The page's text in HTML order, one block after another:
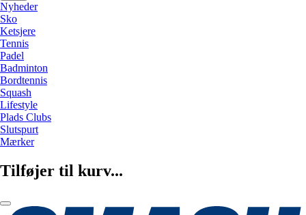
Nyheder
Sko
Ketsjere
Tennis
Padel
Badminton
Bordtennis
Squash
Lifestyle
Plads Clubs
Slutspurt
Mærker
Tilføjer til kurv...